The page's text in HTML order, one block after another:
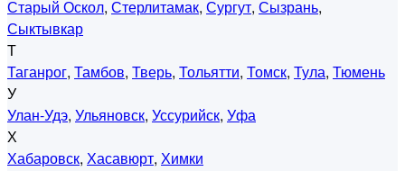
Старый Оскол, Стерлитамак, Сургут, Сызрань,
Сыктывкар
Т
Таганрог, Тамбов, Тверь, Тольятти, Томск, Тула, Тюмень
У
Улан-Удэ, Ульяновск, Уссурийск, Уфа
Х
Хабаровск, Хасавюрт, Химки